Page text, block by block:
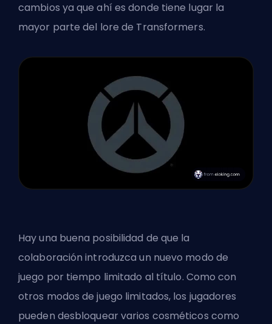
cambios ya que ahí es donde tiene lugar la
mayor parte del lore de Transformers.
Hay una buena posibilidad de que la
colaboración introduzca un nuevo modo de
juego por tiempo limitado al título. Como con
otros modos de juego limitados, los jugadores
pueden desbloquear varios cosméticos como